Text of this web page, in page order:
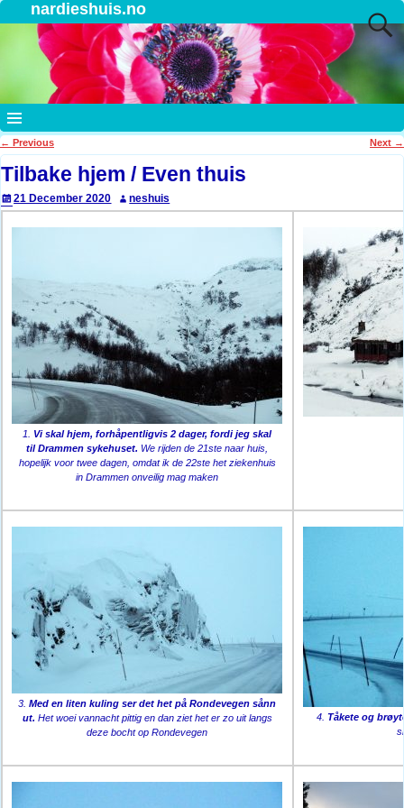
nardieshuis.no
Post navigation
← Previous Next →
Tilbake hjem / Even thuis
21 December 2020 neshuis
1. Vi skal hjem, forhåpentligvis 2 dager, fordi jeg skal
til Drammen sykehuset. We rijden de 21ste naar huis,
hopelijk voor twee dagen, omdat ik de 22ste het ziekenhuis
in Drammen onveilig mag maken
3.Med en liten kuling ser det het på Rondevegen sånn
ut. Het woei vannacht pittig en dan ziet het er zo uit langs
deze bocht op Rondevegen
4. Tåkete og